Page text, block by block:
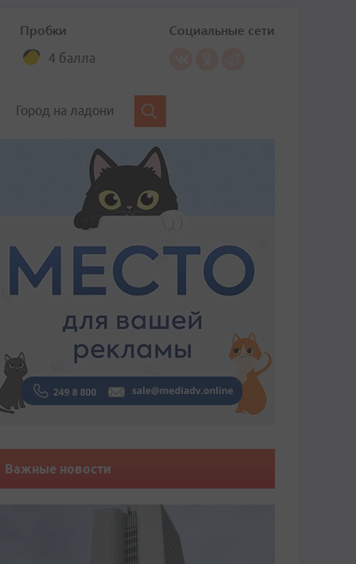
Пробки
4 балла
Социальные сети
Город на ладони
Важные новости